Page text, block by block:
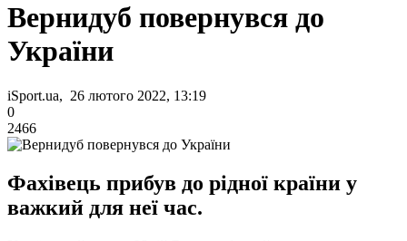
Вернидуб повернувся до
України
iSport.ua, 26 лютого 2022, 13:19
0
2466
Фахівець прибув до рідної країни у
важкий для неї час.